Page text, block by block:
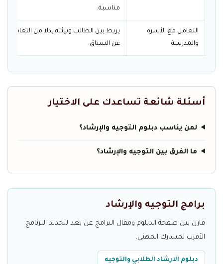
مناسبة.
التعامل مع الأسرة
والمدرسة
يربط بين الطالب وبيئته بدلا من التعامل
عن السياق.
أسئلة شائعة تساعدك على الاختيار
لمن يناسب دبلوم التوجيه والإرشاد؟
ما الفرق بين التوجيه والإرشاد؟
برامج التوجيه والإرشاد
قارن بين صفحة الدبلوم ومقال البرامج عن بعد لتحديد البرنامج
الأقرب لمسارك المهني.
دبلوم الارشاد الطلابي والتوجيه